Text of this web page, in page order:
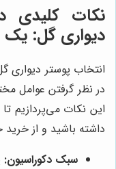
نکات کلیدی
دیواری گل: یک
انتخاب پوستر دیواری
در نظر گرفتن عوامل
این نکات می‌پردازیم تا
داشته باشید و از
سبک دکوراسیون: